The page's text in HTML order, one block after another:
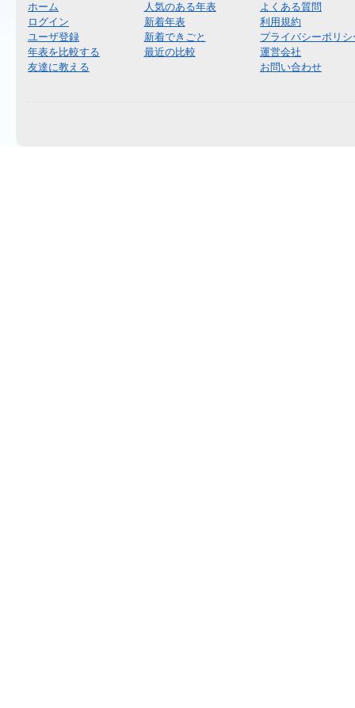
ホーム
ログイン
ユーザ登録
年表を比較する
友達に教える
人気のある年表
新着年表
新着できごと
最近の比較
よくある質問
利用規約
プライバシーポリシ
運営会社
お問い合わせ